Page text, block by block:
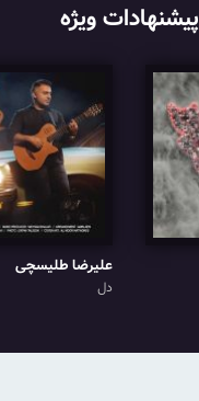
پیشنهادات ویژه
علیرضا طلیسچی
دل